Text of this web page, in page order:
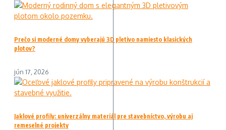
Prečo si moderné domy vyberajú 3D pletivo namiesto klasických
plotov?
jún 17, 2026
Jaklové profily: univerzálny materiál pre stavebníctvo, výrobu aj
remeselné projekty